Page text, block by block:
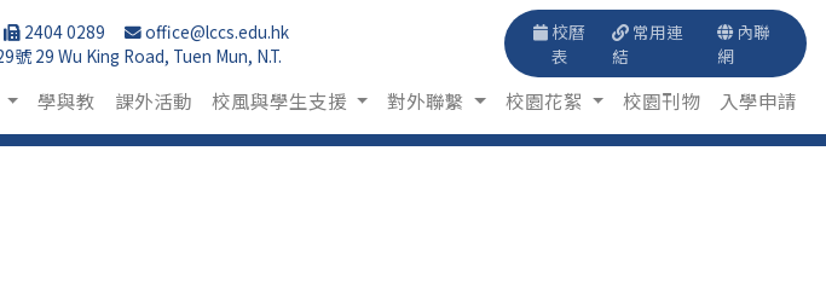
2404 0289
office@lccs.edu.hk
號 29 Wu King Road, Tuen Mun, N.T.
校曆
表
常用連
結
內聯
網
學與教 課外活動 校風與學生支援 對外聯繫 校園花絮 校園刊物 入學申請